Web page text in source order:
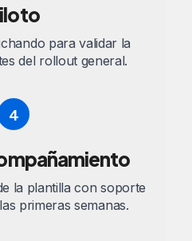
para validar la
del rollout general.
4
la plantilla con soporte
primeras semanas.